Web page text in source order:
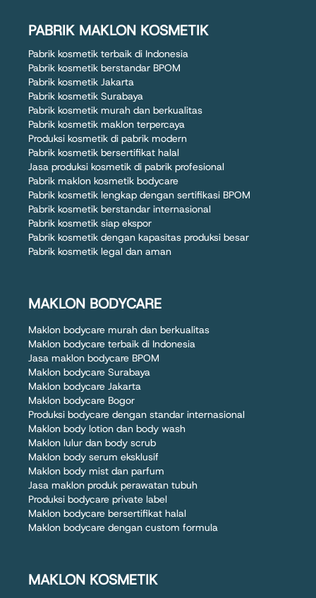
PABRIK MAKLON KOSMETIK
Pabrik kosmetik terbaik di Indonesia
Pabrik kosmetik berstandar BPOM
Pabrik kosmetik Jakarta
Pabrik kosmetik Surabaya
Pabrik kosmetik murah dan berkualitas
Pabrik kosmetik maklon terpercaya
Produksi kosmetik di pabrik modern
Pabrik kosmetik bersertifikat halal
Jasa produksi kosmetik di pabrik profesional
Pabrik maklon kosmetik bodycare
Pabrik kosmetik lengkap dengan sertifikasi BPOM
Pabrik kosmetik berstandar internasional
Pabrik kosmetik siap ekspor
Pabrik kosmetik dengan kapasitas produksi besar
Pabrik kosmetik legal dan aman
MAKLON BODYCARE
Maklon bodycare murah dan berkualitas
Maklon bodycare terbaik di Indonesia
Jasa maklon bodycare BPOM
Maklon bodycare Surabaya
Maklon bodycare Jakarta
Maklon bodycare Bogor
Produksi bodycare dengan standar internasional
Maklon body lotion dan body wash
Maklon lulur dan body scrub
Maklon body serum eksklusif
Maklon body mist dan parfum
Jasa maklon produk perawatan tubuh
Produksi bodycare private label
Maklon bodycare bersertifikat halal
Maklon bodycare dengan custom formula
MAKLON KOSMETIK